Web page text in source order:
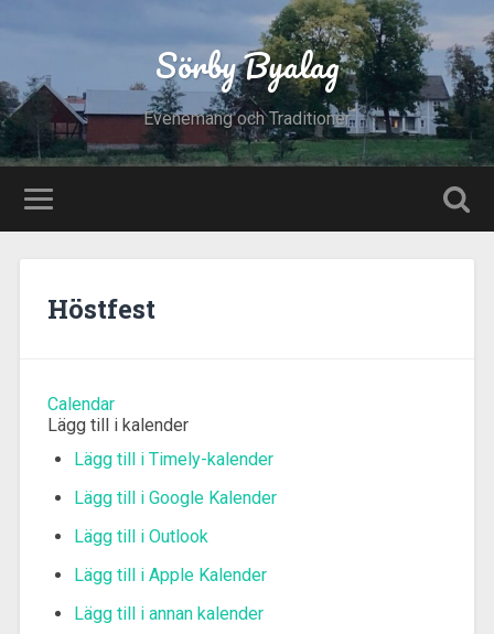
Sörby Byalag
Evenemang och Traditioner
Höstfest
Calendar
Lägg till i kalender
Lägg till i Timely-kalender
Lägg till i Google Kalender
Lägg till i Outlook
Lägg till i Apple Kalender
Lägg till i annan kalender